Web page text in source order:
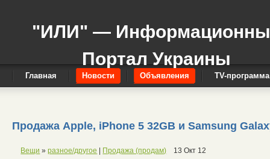
"ИЛИ" —
Портал Украины
Главная Новости Объявления TV-программа
Продажа Apple, iPhone 5 32GB и Samsung
Вещи »разное/другое Продажа (продам) 13 Окт 12